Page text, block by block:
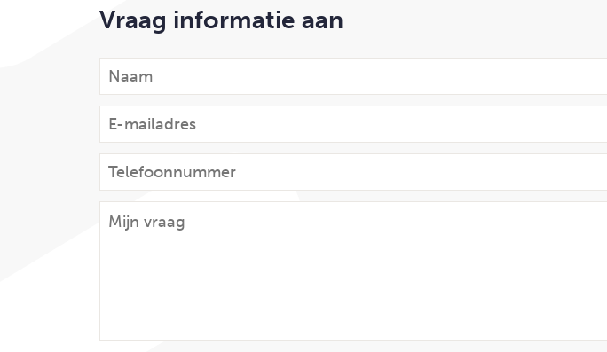
Vraag informatie aan